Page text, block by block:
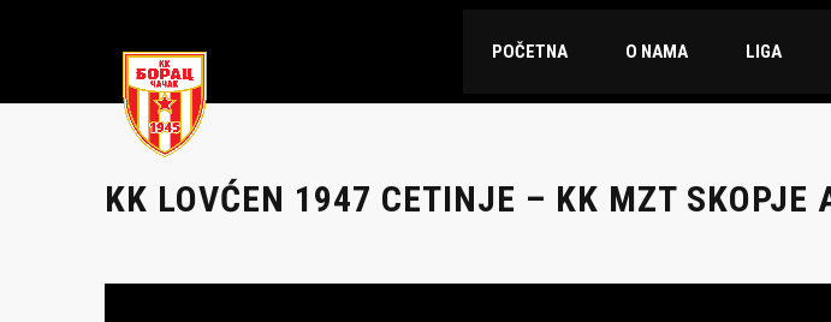
POČETNA O NAMA LIGA
KK LOVĆEN 1947 CETINJE – KK MZT SKOPJE